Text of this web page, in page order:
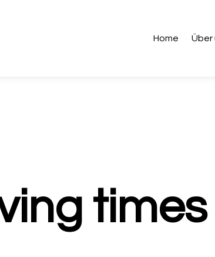
Home Über